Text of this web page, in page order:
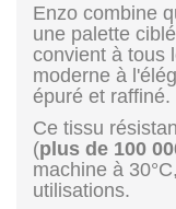
Enzo combine
une palette
convient à tous
moderne à
épuré et raffiné.
Ce tissu
(plus de 100
machine à
utilisations.